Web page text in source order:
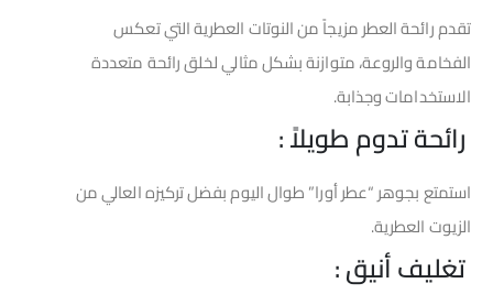
تقدم رائحة العطر مزيجاً من النوتات العطرية التي تعكس
الفخامة والروعة، متوازنة بشكل مثالي لخلق رائحة متعددة
الاستخدامات وجذابة.
رائحة تدوم طويلاً :
استمتع بجوهر “عطر أورا” طوال اليوم بفضل تركيزه العالي من
الزيوت العطرية.
تغليف أنيق :